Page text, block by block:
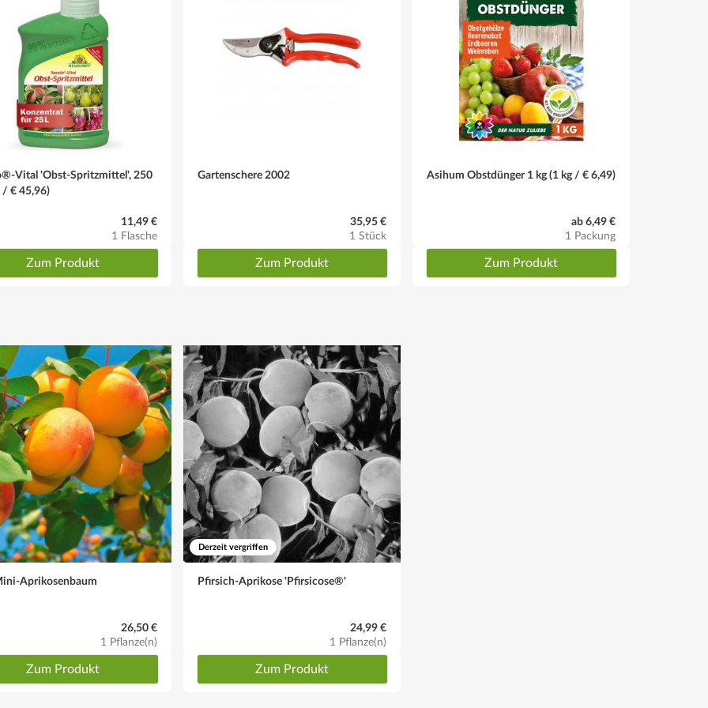
sollte, empfehlen wir unser Buch 1x1 des Obstbaumschnitts mit der Bestellnummer 712.28.
lange belassen, bis sich ein ausreichend starker Stamm gebildet hat. Boden: keine besonderen Ansprüche, Baumscheibe
Vital 'Obst-Spritzmittel', 250
/ € 45,96)
11,49 €
1 Flasche
Zum Produkt
Gartenschere 2002
35,95 €
1 Stück
Zum Produkt
Asihum Obstdünger 1 kg (1 kg / € 6,49)
ab 6,49 €
1 Packung
Zum Produkt
Aprikosenbaum
26,50 €
1 Pflanze(n)
Zum Produkt
Derzeit vergriffen
Pfirsich-Aprikose 'Pfirsicose®'
24,99 €
1 Pflanze(n)
Zum Produkt